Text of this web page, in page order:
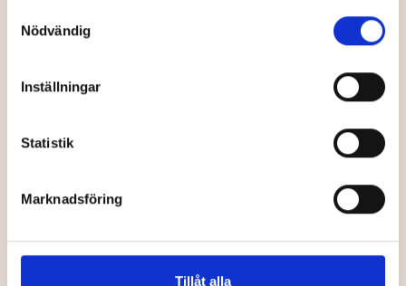
Nödvändig
Inställningar
Statistik
Marknadsföring
Tillåt alla
Lyckebo
Sommargård
Norrkällan
Hälsoanläggning